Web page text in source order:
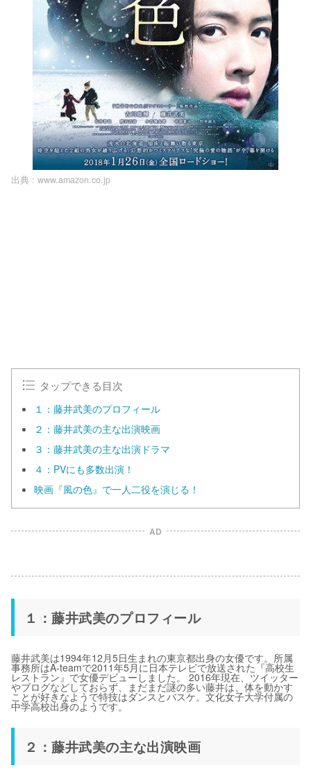
出典 : www.amazon.co.jp
タップできる目次
１：藤井武美のプロフィール
２：藤井武美の主な出演映画
３：藤井武美の主な出演ドラマ
４：PVにも多数出演！
映画『風の色』で一人二役を演じる！
AD
１：藤井武美のプロフィール
藤井武美は1994年12月5日生まれの東京都出身の女優です。所属
事務所はA-teamで2011年5月に日本テレビで放送された『高校生
レストラン』で女優デビューしました。 2016年現在、ツイッター
やブログなどしておらず、まだまだ謎の多い藤井は、体を動かす
ことが好きなようで特技はダンスとバスケ。文化女子大学付属の
中学高校出身のようです。
２：藤井武美の主な出演映画